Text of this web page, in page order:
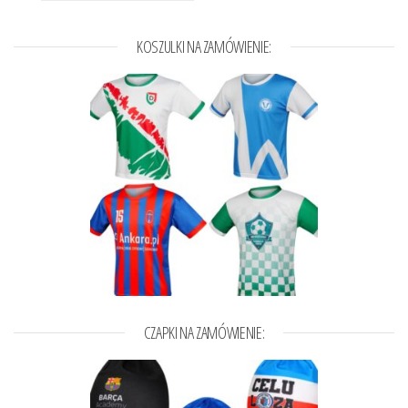
KOSZULKI NA ZAMÓWIENIE:
CZAPKI NA ZAMÓWIENIE: